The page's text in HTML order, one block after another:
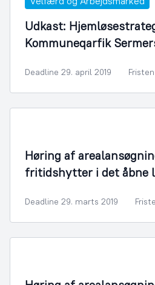
Udkast:
Kommuneqarfik
Deadline 29. april 2019
Høring af
fritidshytter i det åbne
Deadline 29. marts 2019